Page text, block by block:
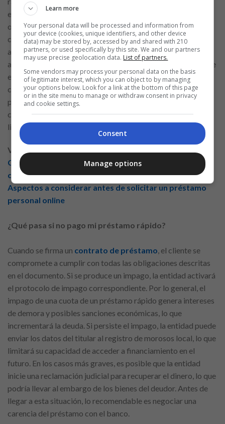
entiendas detenidamente todas las condiciones que te
ofrecen. Por ejemplo, algunos bancos pueden cobrar una
comisión de apertura por sus préstamos, lo que significa que,
al momento de recibir el dinero, deberás pagar un monto
adicional que se suma al costo total del préstamo. Además de
esta comisión inicial, existen otras posibles tarifas, como la
comisión por amortización parcial, que se aplica si decides
pagar una parte del préstamo antes de su vencimiento, o la
comisión por cancelación anticipada, que se cobra si decides
liquidar la totalidad de la deuda antes de la fecha acordada.
Ver más contenido relacionado:
Cómo iniciar una carrera exitosa como conductor:
consejos y oportunidades
Aspectos a considerar antes de solicitar un préstamo
personal online
¿Qué pasa si no pago mi préstamo rápido?
Cuando se firma un contrato de préstamo, el cliente se
compromete a cumplir con todas las obligaciones descritas
en el documento. Si se produce un impago, la entidad activará
el protocolo de impago correspondiente. Por lo general, el
impago de una cuota de un préstamo rápido genera intereses
de demora y posibles sanciones económicas, lo que
incrementará la deuda. Si persiste el impago, la entidad puede
enviar los datos del titular al registro de morosos local, lo que
limitará su capacidad de acceder a financiamiento en el
futuro. En los casos más graves, es posible que la entidad
inicie una reclamación judicial para recuperar el dinero, lo que
podría llevar al embargo de los bienes del deudor. Antes de
llegar a esta situación, lo recomendable es negociar una
carencia del préstamo con el banco.
Learn more
Your personal data will be processed and information from
your device (cookies, unique identifiers, and other device
data) may be stored by, accessed by and shared with 210
partners, or used specifically by this site. We and our partners
may use precise geolocation data. List of partners.
Some vendors may process your personal data on the basis
of legitimate interest, which you can object to by managing
your options below. Look for a link at the bottom of this page
or in the site menu to manage or withdraw consent in privacy
and cookie settings.
Consent
Manage options